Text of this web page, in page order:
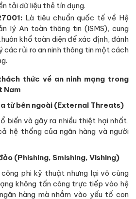
tải dữ liệu thẻ tín dụng.
Là tiêu chuẩn quốc tế về Hệ
lý An toàn thông tin (ISMS), cung
khổ toàn diện để xác định, đánh
các rủi ro an ninh thông tin một cách
thức về an ninh mạng trong
Nam
từ bên ngoài (External Threats)
biến và gây ra nhiều thiệt hại nhất,
hệ thống của ngân hàng và người
(Phishing, Smishing, Vishing)
phi kỹ thuật nhưng lại vô cùng
không tấn công trực tiếp vào hệ
hàng mà nhắm vào yếu tố con